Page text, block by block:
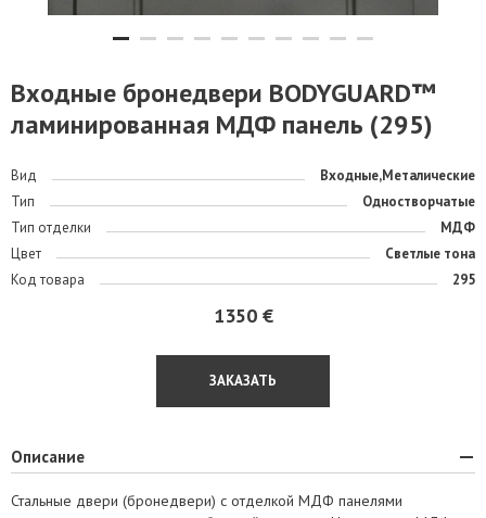
Входные бронедвери BODYGUARD™
ламинированная МДФ панель (295)
Вид
Входные,Металические
Тип
Одностворчатые
Тип отделки
МДФ
Цвет
Светлые тона
Код товара
295
1350 €
ЗАКАЗАТЬ
Описание
Стальные двери (бронедвери) с отделкой МДФ панелями